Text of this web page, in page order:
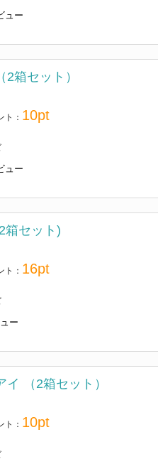
ュー
箱セット）
ト： 10pt
ュー
箱セット)
ト： 16pt
ー
（2箱セット）
ト： 10pt